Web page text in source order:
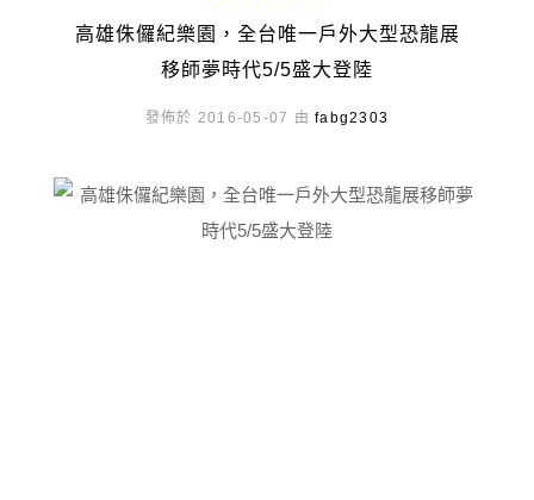
高雄侏儸紀樂園，全台唯一戶外大型恐龍展
移師夢時代5/5盛大登陸
發佈於 2016-05-07 由fabg2303